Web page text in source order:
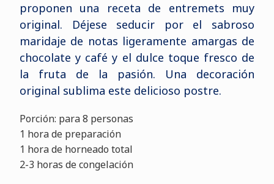
proponen una receta de entremets muy
original. Déjese seducir por el sabroso
maridaje de notas ligeramente amargas de
chocolate y café y el dulce toque fresco de
la fruta de la pasión. Una decoración
original sublima este delicioso postre.
Porción: para 8 personas
1 hora de preparación
1 hora de horneado total
2-3 horas de congelación